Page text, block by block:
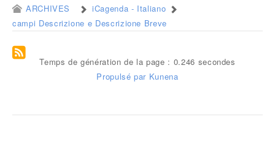
ARCHIVES
iCagenda - Italiano
campi Descrizione e Descrizione Breve
Temps de génération de la page : 0.246 secondes
Propulsé par Kunena